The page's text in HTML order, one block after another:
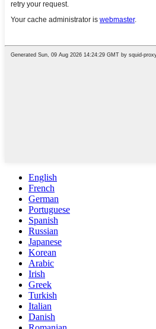
English
French
German
Portuguese
Spanish
Russian
Japanese
Korean
Arabic
Irish
Greek
Turkish
Italian
Danish